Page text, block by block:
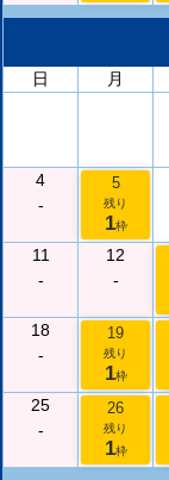
日
月
4
-
5
残り
1枠
11
-
12
-
18
-
19
残り
1枠
25
-
26
残り
1枠